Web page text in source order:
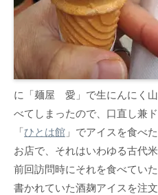
に「麺屋 愛」で生にんにく
べてしまったので、口直し兼
「ひとは館 」でアイスを食べ
お店で、それはいわゆる古代
前回訪問時にそれを食べてい
書かれていた酒麹アイスを注